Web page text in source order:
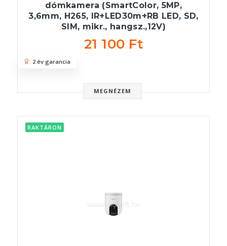
dómkamera (SmartColor, 5MP,
3,6mm, H265, IR+LED30m+RB LED, SD,
SIM, mikr., hangsz.,12V)
21 100 Ft
MEGNÉZEM
2 év garancia
RAKTÁRON